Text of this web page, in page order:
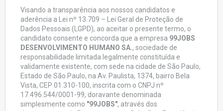
Visando a transparência aos nossos candidatos e
aderência a Lei nº 13.709 – Lei Geral de Proteção de
Dados Pessoais (LGPD), ao aceitar o presente termo, o
candidato consente e concorda que a empresa 99JOBS
DESENVOLVIMENTO HUMANO SA., sociedade de
responsabilidade limitada legalmente constituída e
validamente existente, com sede na cidade de São Paulo,
Estado de São Paulo, na Av. Paulista, 1374, bairro Bela
Vista, CEP 01.310-100, inscrita com o CNPJ nº
17.496.544/0001-99, doravante denominada
simplesmente como "99JOBS", através dos